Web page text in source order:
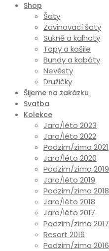
Shop
Šaty
Zavinovací šaty
Sukně a kalhoty
Topy a košile
Bundy a kabáty
Nevěsty
Družičky
Šijeme na zakázku
Svatba
Kolekce
Jaro/léto 2023
Jaro/léto 2022
Podzim/zima 2021
Jaro/léto 2020
Podzim/zima 2019
Jaro/léto 2019
Podzim/zima 2018
Jaro/léto 2018
Jaro/léto 2017
Podzim/zima 2017
Resort 2016
Podzim/zima 2016